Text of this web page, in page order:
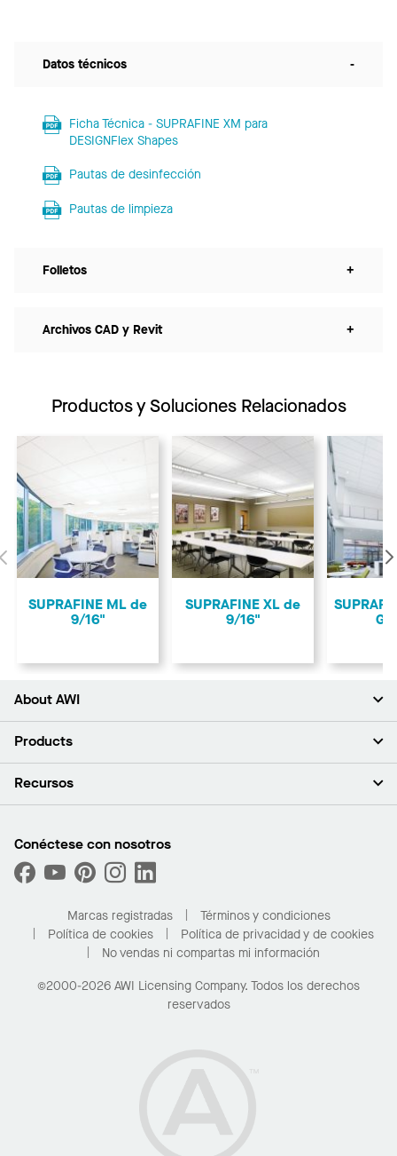
Datos técnicos -
Ficha Técnica - SUPRAFINE XM para
DESIGNFlex Shapes
Pautas de desinfección
Pautas de limpieza
Folletos +
Archivos CAD y Revit +
Productos y Soluciones Relacionados
Anterior
SUPRAFINE ML de
9/16"
SUPRAFINE XL de
9/16"
About AWI
Acerca de nosotros
Sala de prensa
¿Cuáles son mis opciones de compra?
Products
Plafones
Capacidades personalizadas
Desempeño
Recursos
Buscar un distribuidor
Solicitar muestras
Compre en línea con Kanopi
Para el hogar
Conéctese con nosotros
Marcas registradas
Términos y condiciones
Política de cookies
Política de privacidad y de cookies
No vendas ni compartas mi información
©2000-2026 AWI Licensing Company. Todos los derechos
reservados